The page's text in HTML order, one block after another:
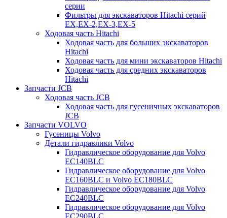
серии
Фильтры для экскаваторов Hitachi серий
EX,EX-2,EX-3,EX-5
Ходовая часть Hitachi
Ходовая часть для больших экскаваторов
Hitachi
Ходовая часть для мини экскаваторов Hitachi
Ходовая часть для средних экскаваторов
Hitachi
Запчасти JCB
Ходовая часть JCB
Ходовая часть для гусеничных экскаваторов
JCB
Запчасти VOLVO
Гусеницы Volvo
Детали гидравлики Volvo
Гидравлическое оборудование для Volvo
EC140BLC
Гидравлическое оборудование для Volvo
EC160BLC и Volvo EC180BLC
Гидравлическое оборудование для Volvo
EC240BLC
Гидравлическое оборудование для Volvo
EC290BLC